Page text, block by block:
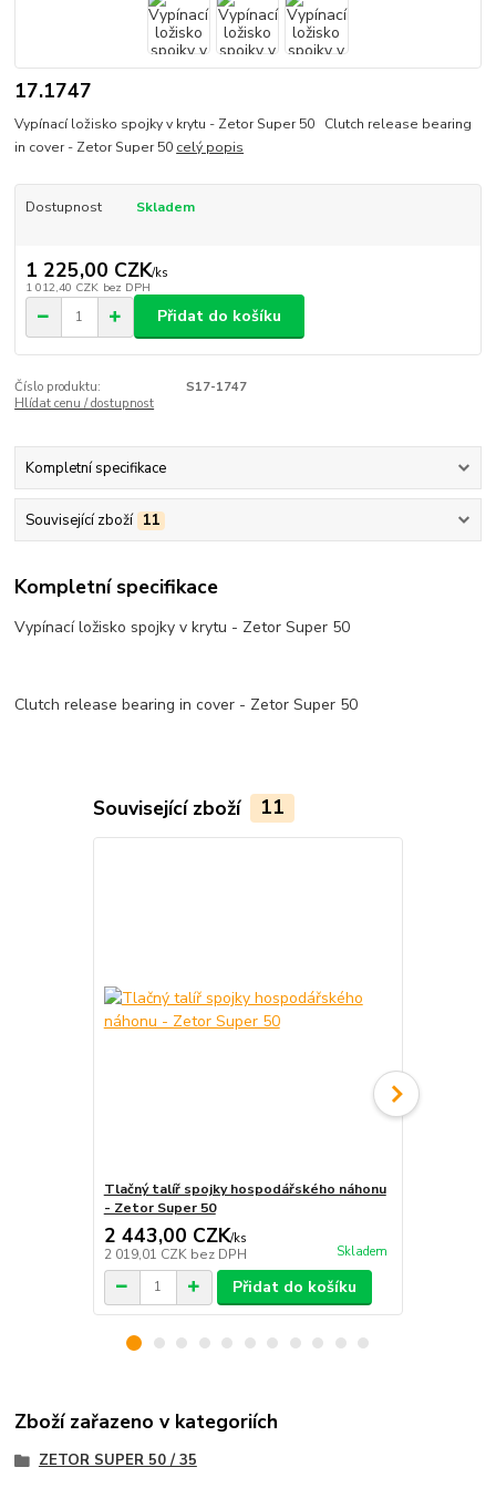
17.1747
Vypínací ložisko spojky v krytu - Zetor Super 50 Clutch release bearing
in cover - Zetor Super 50 celý popis
Dostupnost Skladem
1 225,00 CZK/ks
1 012,40 CZK bez DPH
Přidat do košíku
Číslo produktu:
S17-1747
Hlídat cenu / dostupnost
Kompletní specifikace
Související zboží 11
Kompletní specifikace
Vypínací ložisko spojky v krytu - Zetor Super 50
Clutch release bearing in cover - Zetor Super 50
Související zboží 11
Tlačný talíř spojky hospodářského náhonu
- Zetor Super 50
2 443,00 CZK/ks
2 019,01 CZK bez DPH Skladem
Přidat do košíku
Zboží zařazeno v kategoriích
ZETOR SUPER 50 / 35